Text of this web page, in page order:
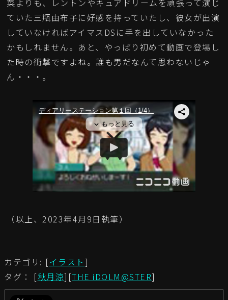
ていた三瓶由布子に好感を持っていたし、彼女が出演
していなければアイマスDSに手を出していなかった
かもしれません。あと、やっぱり初めて動画で登場し
た時の衝撃ですよね。誰も男だなんて思わないじゃ
ん・・・。
（以上、2023年4月9日執筆）
カテゴリ: [イラスト]
タグ： [秋月涼][THE iDOLM@STER]